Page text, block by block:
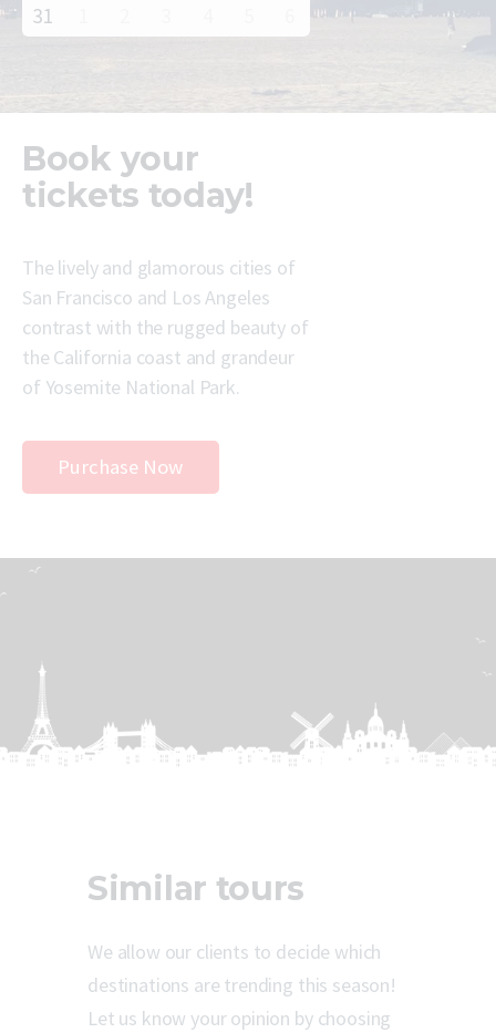
31
Book your
tickets today!
The lively and glamorous cities of
San Francisco and Los Angeles
contrast with the rugged beauty of
the California coast and grandeur
of Yosemite National Park.
Purchase Now
Similar tours
We allow our clients to decide which
destinations are trending this season!
Let us know your opinion by choosing